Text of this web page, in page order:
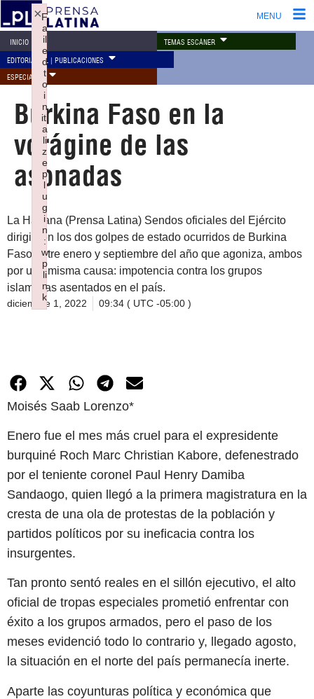
MENU
INICIO TEMAS ESCÁNER
EDITORIAL PL | PUBLICACIONES
ESPECIALES
Burkina Faso en la
vorágine de las
asonadas
La Habana (Prensa Latina) Sendos oficiales del Ejército
dirigieron los dos golpes de estado ocurridos de Burkina
Faso entre enero y septiembre del año que agoniza, ambos
por una misma causa: impotencia contra los grupos
islamistas asentados en el país.
diciembre 1, 2022 09:34 ( UTC -05:00 )
Moisés Saab Lorenzo*
Enero fue el mes más cruel para el expresidente
burquiné Roch Marc Christian Kabore, defenestrado
por el teniente coronel Paul Henry Damiba
Sandaogo, quien llegó a la primera magistratura en la
cresta de una ola de protestas de la población y
partidos políticos por su ineficacia contra los
insurgentes.
Tan pronto sentó reales en el sillón ejecutivo, el alto
oficial de tropas especiales prometió enfrentar con
éxito a los grupos armados, pero el paso de los
meses evidenció todo lo contrario y, llegado agosto,
la situación en el norte del país permanecía inerte.
Aparte las coyunturas política y económica que
F
a
il
e
d
t
o
i
n
iti
a
li
z
e
p
l
u
g
i
n
:
w
p
li
n
k
×
Failed to initialize plugin: wplink